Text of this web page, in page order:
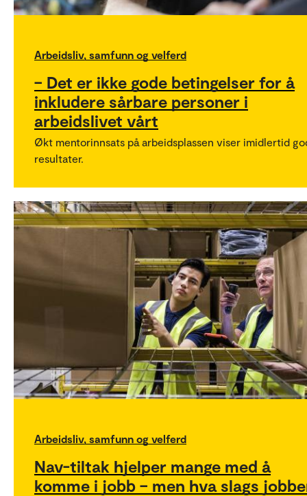
Arbeidsliv, samfunn og velferd
– Det er ikke gode betingelser for å
inkludere sårbare personer i
arbeidslivet vårt
Økt mentorinnsats på arbeidsplassen viser imidlertid
resultater.
Arbeidsliv, samfunn og velferd
Nav-tiltak hjelper mange med å
komme i jobb – men hva slags